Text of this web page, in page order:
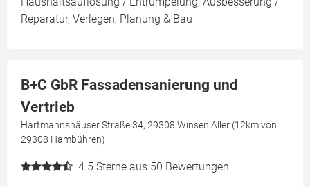
Reparatur, Verlegen, Planung & Bau
B+C GbR Fassadensanierung und
Vertrieb
Hartmannshäuser Straße 34, 29308 Winsen Aller (12km von
29308 Hambühren)
4.5 Sterne aus 50 Bewertungen